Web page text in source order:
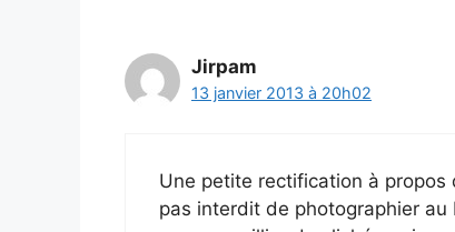
Jirpam
13 janvier 2013 à 20h02
Une petite rectification à propos
pas interdit de photographier au